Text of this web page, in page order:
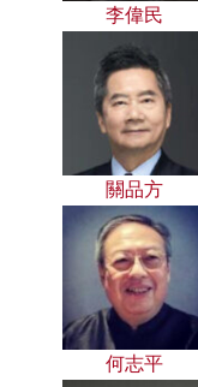
李偉民
關品方
何志平